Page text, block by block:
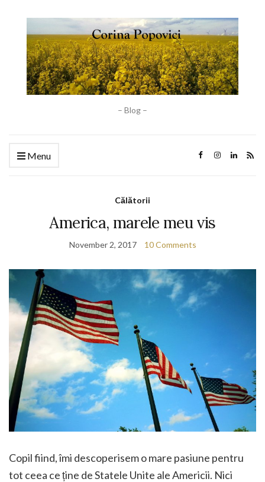
– Blog –
Menu
Călătorii
America, marele meu vis
November 2, 2017 10 Comments
Copil fiind, îmi descoperisem o mare pasiune pentru
tot ceea ce ține de Statele Unite ale Americii. Nici